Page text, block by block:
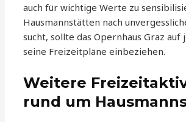
auch für wichtige Werte zu
Hausmannstätten nach
sucht, sollte das Opernhaus Graz auf
seine Freizeitpläne einbeziehen.
Weitere
rund um